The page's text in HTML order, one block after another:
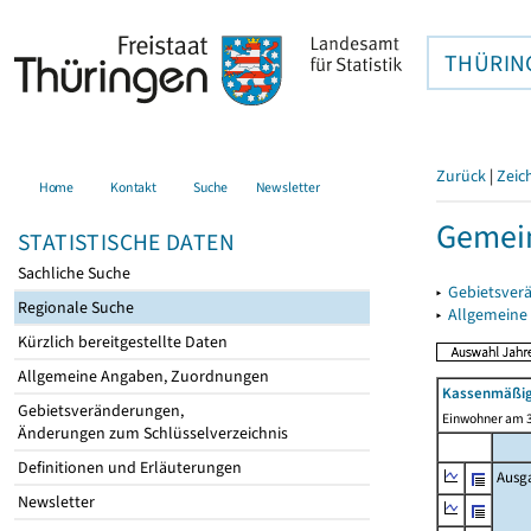
Home Kontakt Suche Newsletter
STATISTISCHE DATEN
Sachliche Suche
Regionale Suche
Kürzlich bereitgestellte Daten
Allgemeine Angaben, Zuordnungen
Gebietsveränderungen,
Änderungen zum Schlüsselverzeichnis
Definitionen und Erläuterungen
Newsletter
Zurück |
▸
▸
Einwohner am